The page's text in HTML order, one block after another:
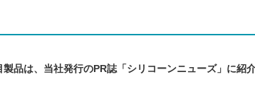
製品は、当社発行のPR誌「シリコーンニューズ」に紹